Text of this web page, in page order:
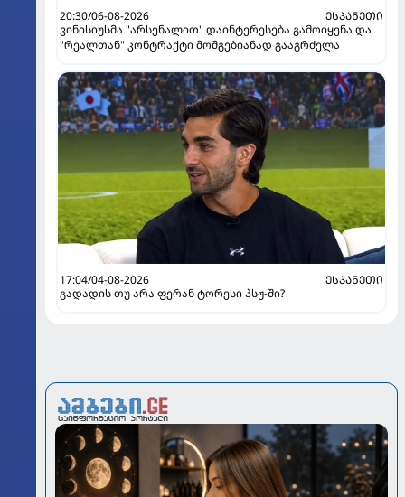
20:30/06-08-2026
ᲔᲡᲞᲐᲜᲔᲗᲘ
ვინისიუსმა "არსენალით" დაინტერესება გამოიყენა და
"რეალთან" კონტრაქტი მომგებიანად გააგრძელა
17:04/04-08-2026
ᲔᲡᲞᲐᲜᲔᲗᲘ
გადადის თუ არა ფერან ტორესი პსჟ-ში?